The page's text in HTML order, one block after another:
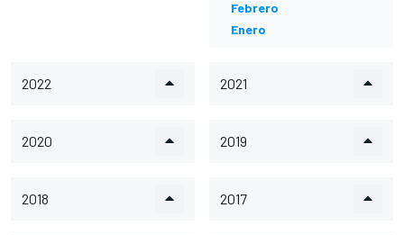
Febrero
Enero
2022 2021
2020 2019
2018 2017